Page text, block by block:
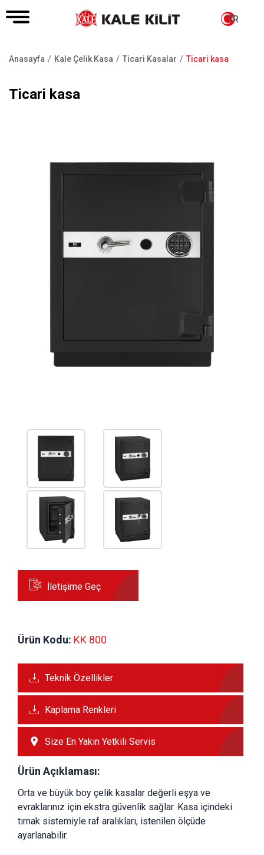
TR
yolu
Anasayfa Kale Çelik Kasa Ticari Kasalar Ticari kasa
Ticari kasa
İletişime Geç
Ürün Kodu: KK 800
Teknik Özellikler
Kaplama Renkleri
Size En Yakın Yetkili Servis
Ürün Açıklaması:
Orta ve büyük boy çelik kasalar değerli eşya ve
evraklarınız için ekstra güvenlik sağlar. Kasa içindeki
tırnak sistemiyle raf aralıkları, istenilen ölçüde
ayarlanabilir.